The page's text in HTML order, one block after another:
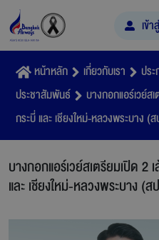
เข้
หน้าหลัก เกี่ยวกับเรา ปร
ประชาสัมพันธ์
บางกอกแอร์เวย์ส
กระบี่ และ เชียงใหม่-หลวงพระบาง (
บางกอกแอร์เวย์สเตรียมเปิด 2
และ เชียงใหม่-หลวงพระบาง (